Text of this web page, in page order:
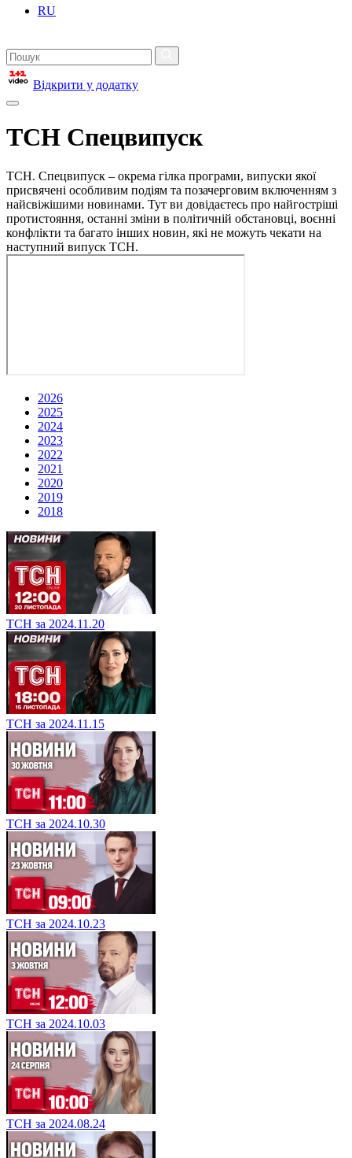
RU
Відкрити у додатку
ТСН Спецвипуск
ТСН. Спецвипуск – окрема гілка програми, випуски якої
присвячені особливим подіям та позачерговим включенням з
найсвіжішими новинами. Тут ви довідаєтесь про найгостріші
протистояння, останні зміни в політичній обстановці, воєнні
конфлікти та багато інших новин, які не можуть чекати на
наступний випуск ТСН.
2026
2025
2024
2023
2022
2021
2020
2019
2018
ТСН за 2024.11.20
ТСН за 2024.11.15
ТСН за 2024.10.30
ТСН за 2024.10.23
ТСН за 2024.10.03
ТСН за 2024.08.24